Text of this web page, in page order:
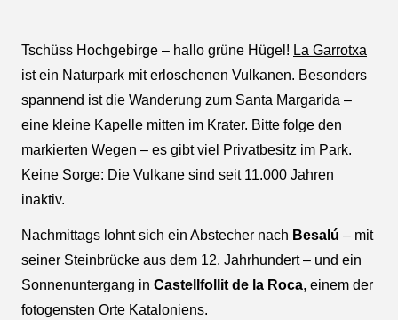
Tschüss Hochgebirge – hallo grüne Hügel! La Garrotxa
ist ein Naturpark mit erloschenen Vulkanen. Besonders
spannend ist die Wanderung zum Santa Margarida –
eine kleine Kapelle mitten im Krater. Bitte folge den
markierten Wegen – es gibt viel Privatbesitz im Park.
Keine Sorge: Die Vulkane sind seit 11.000 Jahren
inaktiv.
Nachmittags lohnt sich ein Abstecher nach Besalú – mit
seiner Steinbrücke aus dem 12. Jahrhundert – und ein
Sonnenuntergang in Castellfollit de la Roca, einem der
fotogensten Orte Kataloniens.